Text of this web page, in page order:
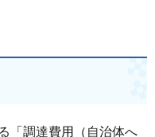
「調達費用（自治体へ